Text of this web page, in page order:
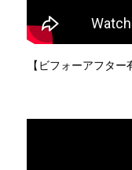
【ビフォーアフタ